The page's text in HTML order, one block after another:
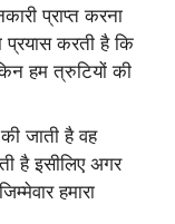
प्राप्त करना
प्रयास करती है कि
हम त्रुटियों की
की जाती है वह
है इसीलिए अगर
हमारा